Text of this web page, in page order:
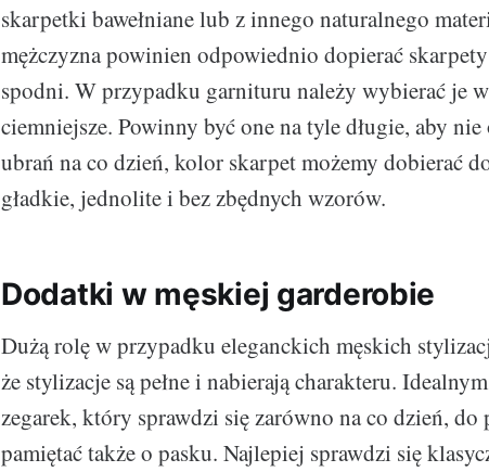
skarpetki bawełniane lub z innego naturalnego
mężczyzna powinien odpowiednio dopierać
spodni. W przypadku garnituru należy wybierać je
ciemniejsze. Powinny być one na tyle długie, aby
ubrań na co dzień, kolor skarpet możemy dobierać
gładkie, jednolite i bez zbędnych wzorów.
Dodatki w męskiej garderobie
Dużą rolę w przypadku eleganckich męskich
że stylizacje są pełne i nabierają charakteru.
zegarek, który sprawdzi się zarówno na co dzień,
pamiętać także o pasku. Najlepiej sprawdzi się